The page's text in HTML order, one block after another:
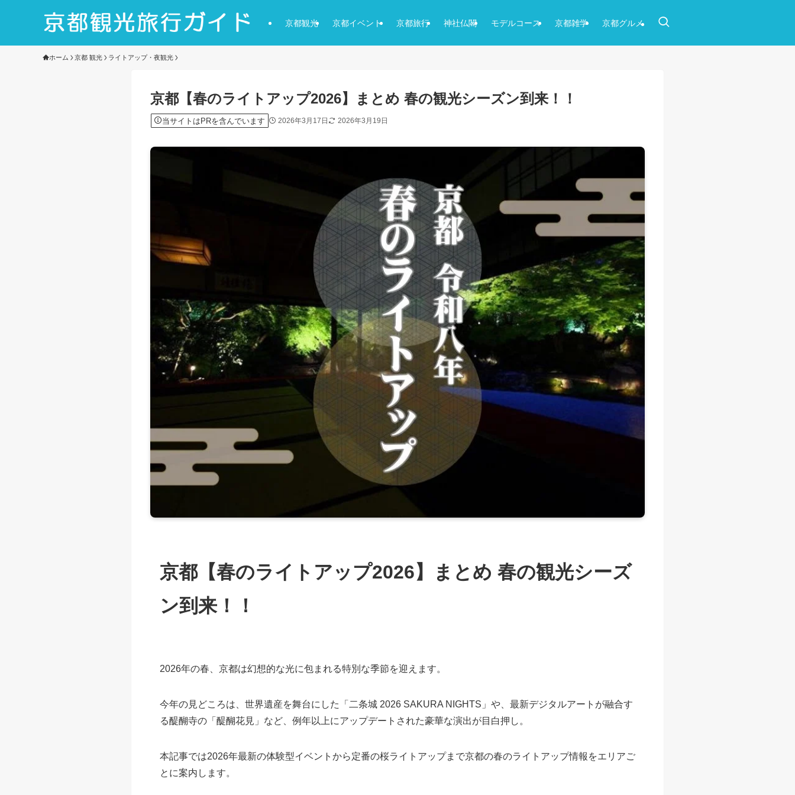
京都観光 京都イベント 京都旅行 神社仏閣 モデルコース 京都雑学 京都グルメ
ホーム 京都 観光 ライトアップ・夜観光
京都【春のライトアップ2026】まとめ 春の観光シーズン到来！！
当サイトはPRを含んでいます 2026年3月17日 2026年3月19日
京都【春のライトアップ2026】まとめ 春の観光シーズ
ン到来！！
2026年の春、京都は幻想的な光に包まれる特別な季節を迎えます。
今年の見どころは、世界遺産を舞台にした「二条城 2026 SAKURA NIGHTS」や、最新デジタルアートが融合す
る醍醐寺の「醍醐花見」など、例年以上にアップデートされた豪華な演出が目白押し。
本記事では2026年最新の体験型イベントから定番の桜ライトアップまで京都の春のライトアップ情報をエリアご
とに案内します。